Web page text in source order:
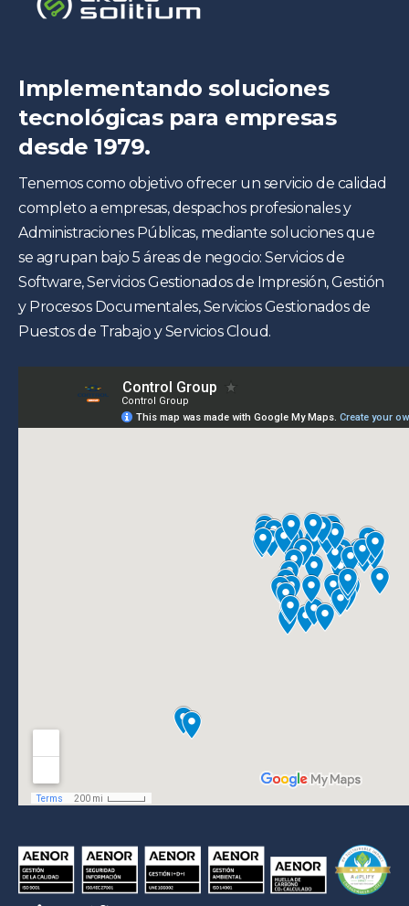
Implementando soluciones
tecnológicas para empresas
desde 1979.
Tenemos como objetivo ofrecer un servicio de calidad
completo a empresas, despachos profesionales y
Administraciones Públicas, mediante soluciones que
se agrupan bajo 5 áreas de negocio: Servicios de
Software, Servicios Gestionados de Impresión, Gestión
y Procesos Documentales, Servicios Gestionados de
Puestos de Trabajo y Servicios Cloud.